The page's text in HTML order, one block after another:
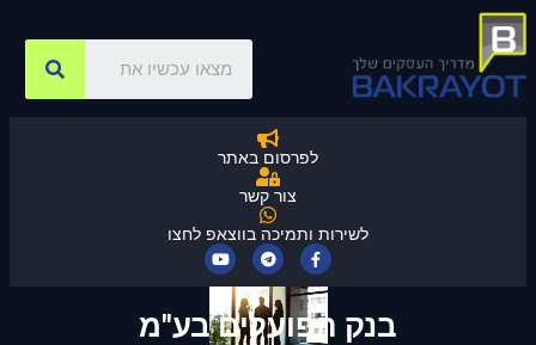
לפרסום באתר
צור קשר
לשירות ותמיכה בווצאפ לחצו
בנק הפועלים בע"מ